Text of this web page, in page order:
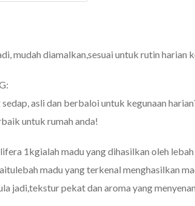
mudah diamalkan,sesuai untuk rutin harian
asli dan berbaloi untuk kegunaan
untuk rumah anda!
1kgialah madu yang dihasilkan oleh lebah
madu yang terkenal menghasilkan
jadi,tekstur pekat dan aroma yang